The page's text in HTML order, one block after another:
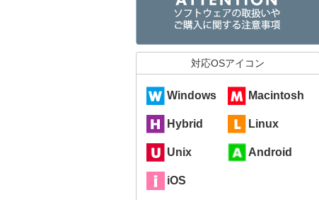
対応OSアイコン
Windows Macintosh
Hybrid Linux
Unix Android
iOS